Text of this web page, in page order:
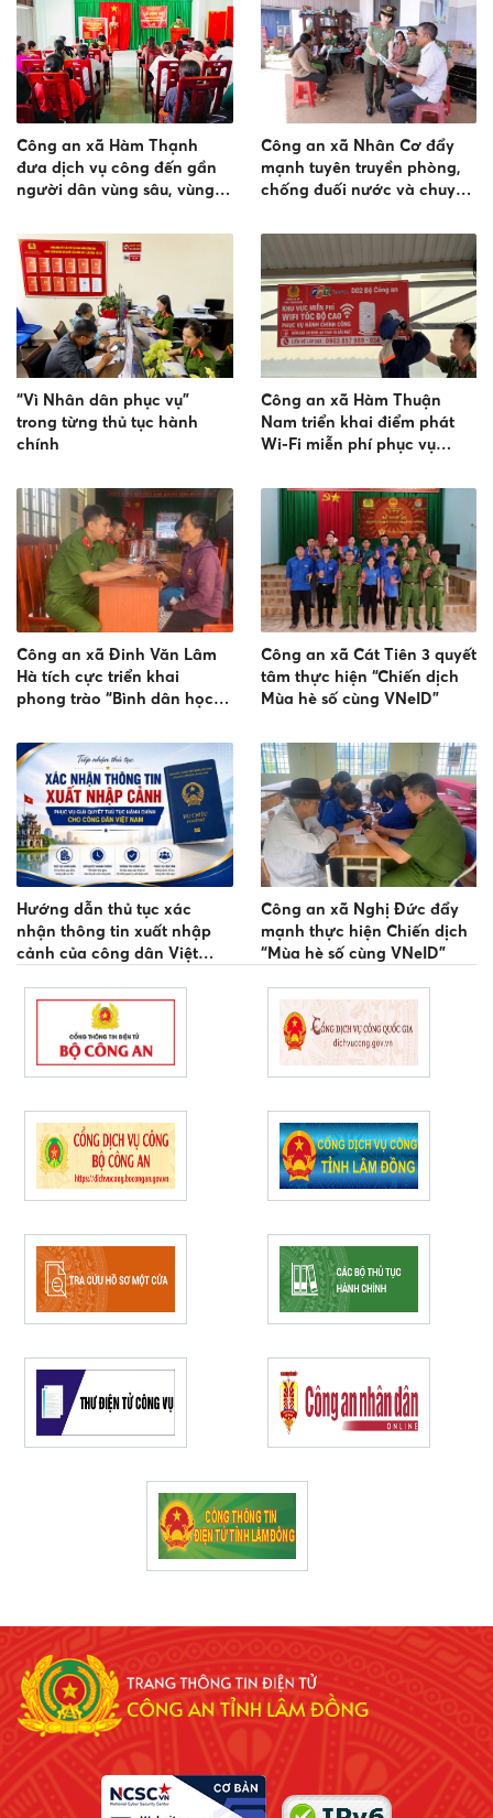
Công an xã Hàm Thạnh
đưa dịch vụ công đến gần
người dân vùng sâu, vùng
Công an xã Nhân Cơ đẩy
mạnh tuyên truyền phòng,
chống đuối nước và chuyển
dân tộc thiểu số
“Vì Nhân dân phục vụ”
trong từng thủ tục hành
chính
Công an xã Hàm Thuận
Nam triển khai điểm phát
Wi-Fi miễn phí phục vụ
Công an xã Đinh Văn Lâm
Hà tích cực triển khai
phong trào “Bình dân học
Công an xã Cát Tiên 3 quyết
tâm thực hiện “Chiến dịch
Mùa hè số cùng VNeID”
Hướng dẫn thủ tục xác
nhận thông tin xuất nhập
cảnh của công dân Việt
Công an xã Nghị Đức đẩy
mạnh thực hiện Chiến dịch
“Mùa hè số cùng VNeID”